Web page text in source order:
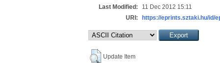
Last Modified:
11 Dec 2012 15:11
URI:
https://eprints.sztaki.hu/id/
Update Item